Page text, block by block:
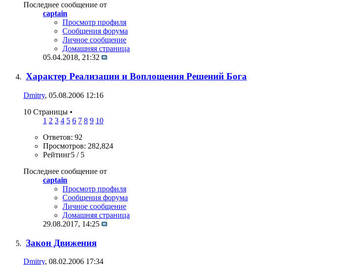
Последнее сообщение от
captain
Просмотр профиля
Сообщения форума
Личное сообщение
Домашняя страница
05.04.2018, 21:32
Характер Реализации и Воплощения Решений Бога
Dmitry, 05.08.2006 12:16
10 Страницы •
1 2 3 4 5 6 7 8 9 10
Ответов: 92
Просмотров: 282,824
Рейтинг5 / 5
Последнее сообщение от
captain
Просмотр профиля
Сообщения форума
Личное сообщение
Домашняя страница
29.08.2017, 14:25
Закон Движения
Dmitry, 08.02.2006 17:34